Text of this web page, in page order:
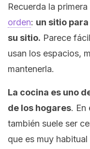
Recuerda la
orden: un sitio
su sitio. Parece
usan los espacios,
mantenerla.
La cocina es uno
de los hogares. En
también suele ser
que es muy